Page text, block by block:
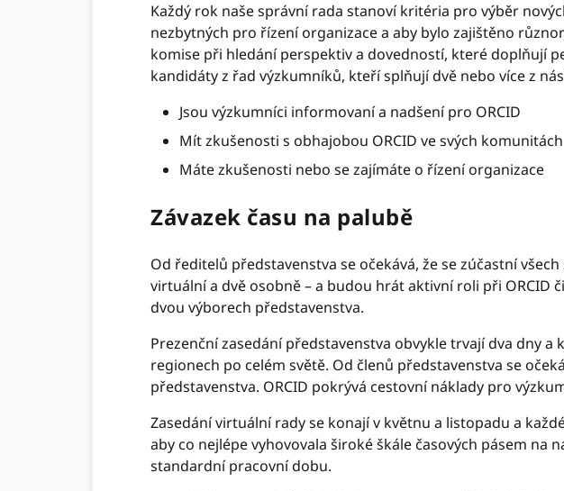
Každý rok naše správní rada stanoví kritéria pro výběr
nezbytných pro řízení organizace a aby bylo zajištěno
komise při hledání perspektiv a dovedností, které doplňují
kandidáty z řad výzkumníků, kteří splňují dvě nebo více z
Jsou výzkumníci informovaní a nadšení pro ORCID
Mít zkušenosti s obhajobou ORCID ve svých komunitách
Máte zkušenosti nebo se zajímáte o řízení organizace
Závazek času na palubě
Od ředitelů představenstva se očekává, že se zúčastní
virtuální a dvě osobně – a budou hrát aktivní roli při
dvou výborech představenstva.
Prezenční zasedání představenstva obvykle trvají dva dny
regionech po celém světě. Od členů představenstva se
představenstva. ORCID pokrývá cestovní náklady pro
Zasedání virtuální rady se konají v květnu a listopadu a
aby co nejlépe vyhovovala široké škále časových pásem na
standardní pracovní dobu.